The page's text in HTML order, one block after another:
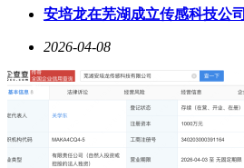
安培龙在芜湖成立传感科技公司
2026-04-08